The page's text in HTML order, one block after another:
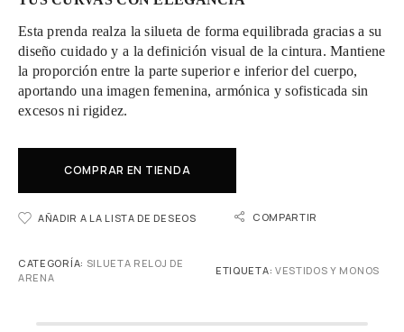
Esta prenda realza la silueta de forma equilibrada gracias a su
diseño cuidado y a la definición visual de la cintura. Mantiene
la proporción entre la parte superior e inferior del cuerpo,
aportando una imagen femenina, armónica y sofisticada sin
excesos ni rigidez.
COMPRAR EN TIENDA
AÑADIR A LA LISTA DE DESEOS COMPARTIR
CATEGORÍA: SILUETA RELOJ DE
ARENA
ETIQUETA: VESTIDOS Y MONOS